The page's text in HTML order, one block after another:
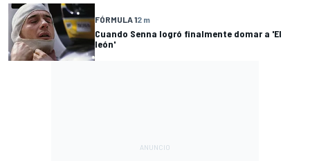
FÓRMULA 12 m
Cuando Senna logró finalmente domar a 'El
león'